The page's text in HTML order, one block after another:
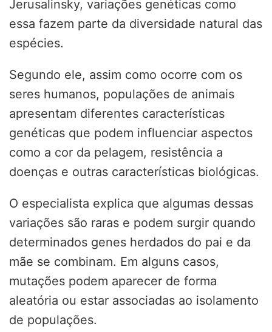
Jerusalinsky, variações genéticas como
essa fazem parte da diversidade natural das
espécies.
Segundo ele, assim como ocorre com os
seres humanos, populações de animais
apresentam diferentes características
genéticas que podem influenciar aspectos
como a cor da pelagem, resistência a
doenças e outras características biológicas.
O especialista explica que algumas dessas
variações são raras e podem surgir quando
determinados genes herdados do pai e da
mãe se combinam. Em alguns casos,
mutações podem aparecer de forma
aleatória ou estar associadas ao isolamento
de populações.